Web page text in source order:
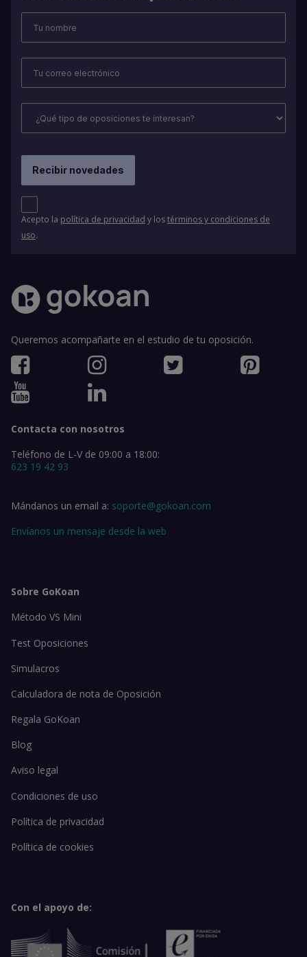
Acepto la política de privacidad y lostérminos y condiciones de
uso.
Queremos acompañarte en el estudio de tu oposición.
Contacta con nosotros
Teléfono de L-V de 09:00 a 18:00:
623 19 42 93
Mándanos un email a: soporte@gokoan.com
Envíanos un mensaje desde la web
Sobre GoKoan
Método VS Mini
Test Oposiciones
Simulacros
Calculadora de nota de Oposición
Regala GoKoan
Blog
Aviso legal
Condiciones de uso
Política de privacidad
Política de cookies
Con el apoyo de: